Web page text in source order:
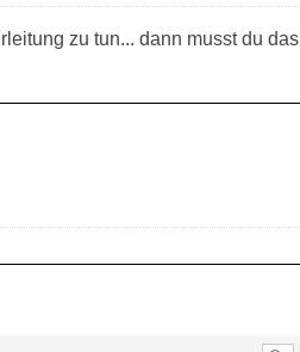
zu tun... dann musst du das